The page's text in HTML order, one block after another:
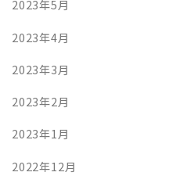
2023年5月
2023年4月
2023年3月
2023年2月
2023年1月
2022年12月